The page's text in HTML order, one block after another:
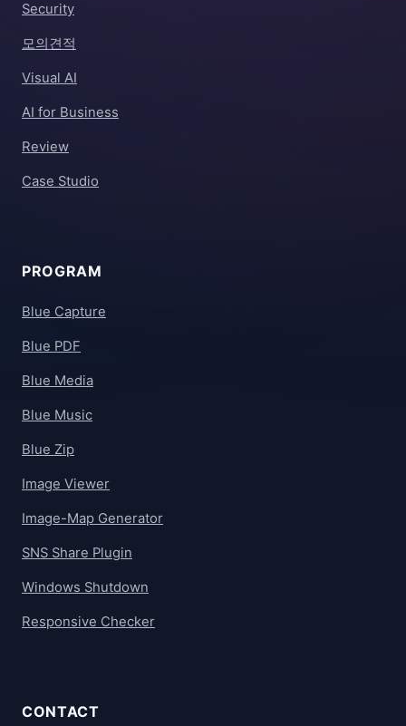
Security
모의견적
Visual AI
AI for Business
Review
Case Studio
PROGRAM
Blue Capture
Blue PDF
Blue Media
Blue Music
Blue Zip
Image Viewer
Image-Map Generator
SNS Share Plugin
Windows Shutdown
Responsive Checker
CONTACT